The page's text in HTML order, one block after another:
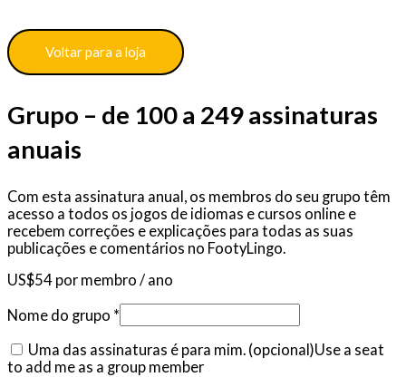
Voltar para a loja
Grupo – de 100 a 249 assinaturas
anuais
Com esta assinatura anual, os membros do seu grupo têm
acesso a todos os jogos de idiomas e cursos online e
recebem correções e explicações para todas as suas
publicações e comentários no FootyLingo.
US$54 por membro / ano
Nome do grupo *
Uma das assinaturas é para mim. (opcional)Use a seat
to add me as a group member